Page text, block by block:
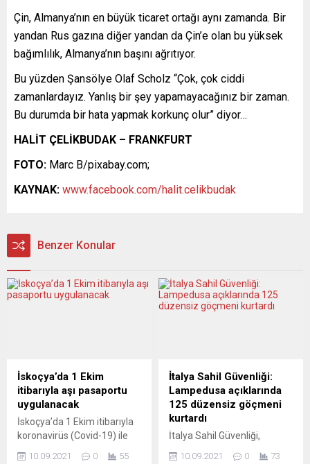
Çin, Almanya’nın en büyük ticaret ortağı aynı zamanda. Bir
yandan Rus gazına diğer yandan da Çin’e olan bu yüksek
bağımlılık, Almanya’nın başını ağrıtıyor.
Bu yüzden Şansölye Olaf Scholz “Çok, çok ciddi
zamanlardayız. Yanlış bir şey yapamayacağınız bir zaman.
Bu durumda bir hata yapmak korkunç olur” diyor…
HALİT ÇELİKBUDAK – FRANKFURT
FOTO: Marc B/pixabay.com;
KAYNAK: www.facebook.com/halit.celikbudak
Benzer Konular
İskoçya’da 1 Ekim
itibarıyla aşı pasaportu
uygulanacak
İskoçya’da 1 Ekim itibarıyla
koronavirüs (Covid-19) ile
10.09.2021 0 55
İtalya Sahil Güvenliği:
Lampedusa açıklarında
125 düzensiz göçmeni
kurtardı
İtalya Sahil Güvenliği,
10.09.2021 0 73